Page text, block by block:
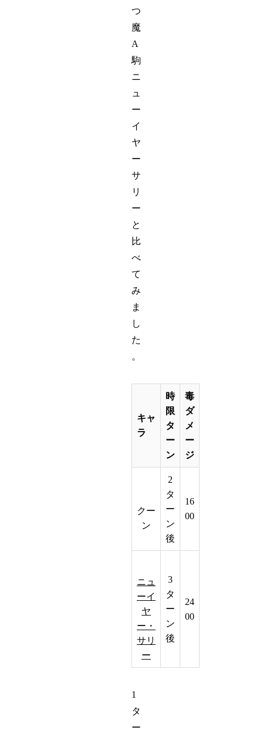
つ
魔
A
駒
ニ
ュ
ー
イ
ヤ
ー
サ
リ
ー
と
比
べ
て
み
ま
し
た
。
キャ
ラ
時
限
タ
ー
ン
毒
ダ
メ
ー
ジ
クー
ン
2
タ
ー
ン
後
16
00
ニュ
ーイ
ヤ
ー・
サリ
ー
3
タ
ー
ン
後
24
00
1
タ
ー